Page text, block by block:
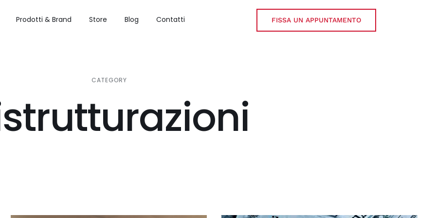
Prodotti & Brand Store Blog Contatti FISSA UN APPUNTAMENTO
CATEGORY